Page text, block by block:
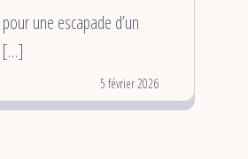
une escapade d’un
[…]
5 février 2026